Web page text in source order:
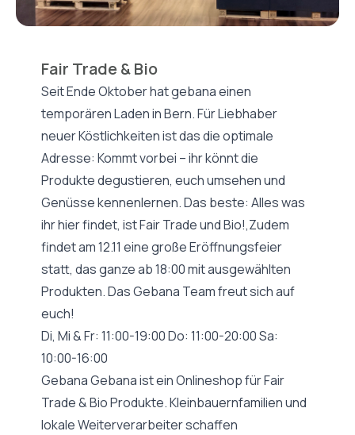
Fair Trade & Bio
Seit Ende Oktober hat gebana einen
temporären Laden in Bern. Für Liebhaber
neuer Köstlichkeiten ist das die optimale
Adresse: Kommt vorbei – ihr könnt die
Produkte degustieren, euch umsehen und
Genüsse kennenlernen. Das beste: Alles was
ihr hier findet, ist Fair Trade und Bio!,Zudem
findet am 12.11 eine große Eröffnungsfeier
statt, das ganze ab 18:00 mit ausgewählten
Produkten. Das Gebana Team freut sich auf
euch!
Di, Mi & Fr: 11:00-19:00 Do: 11:00-20:00 Sa:
10:00-16:00
Gebana Gebana ist ein Onlineshop für Fair
Trade & Bio Produkte. Kleinbauernfamilien und
lokale Weiterverarbeiter schaffen